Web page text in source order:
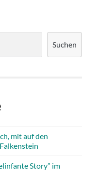
Suchen
mit auf den
Story” im